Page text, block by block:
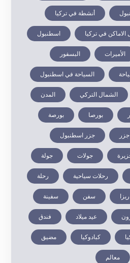
أنشطة في تركيا
الاماكن في تركيا اسطنبول
الأميرات البسفور
السياحة في اسطنبول
الشمال التركي المدن
بورصا بورصة
جزر جزر اسطنبول
جولات جولة
رحلات سياحية رحلة
ريزا سفن سفينة
عيد ميلاد فندق
كبادوكيا مضيق
معالم